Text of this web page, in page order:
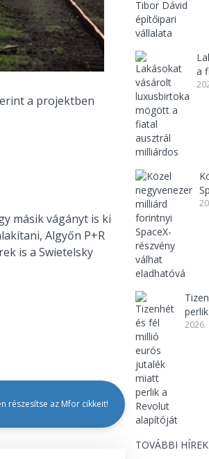
a projektben
másik vágányt is ki
Algyőn P+R
is a Swietelsky
részesítse az Mfor cikkeit!
a
2026.
TOVÁBBI